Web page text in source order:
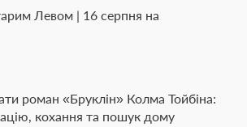
Левом | 16 серпня на
роман «Бруклін» Колма Тойбіна:
кохання та пошук дому